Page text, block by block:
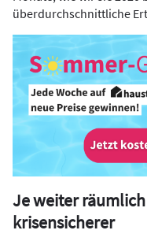
überdurchschnittliche
Je weiter
krisensicherer